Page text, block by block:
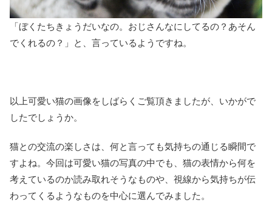
「ぼくたちきょうだいなの。おじさんなにしてるの？あそん
でくれるの？」と、言っているようですね。
以上可愛い猫の画像をしばらくご覧頂きましたが、いかがで
したでしょうか。
猫との交流の楽しさは、何と言っても気持ちの通じる瞬間で
すよね。今回は可愛い猫の写真の中でも、猫の表情から何を
考えているのか読み取れそうなものや、視線から気持ちが伝
わってくるようなものを中心に選んでみました。